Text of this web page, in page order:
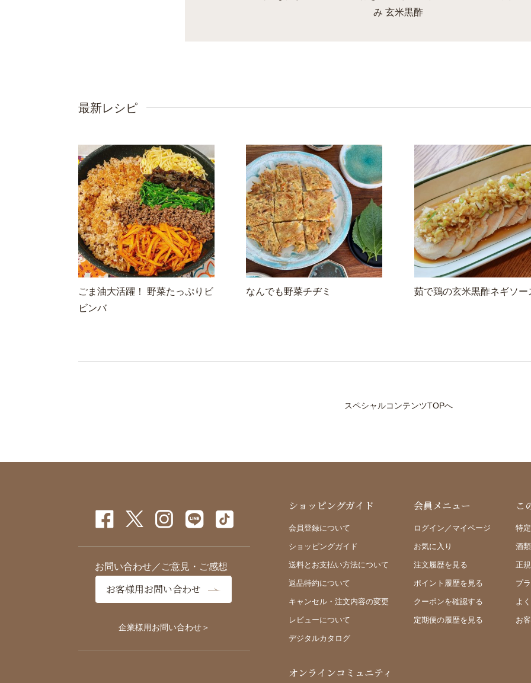
み 玄米黒酢
最新レシピ
ごま油大活躍！ 野菜たっぷりビ
ビンバ
なんでも野菜チヂミ 茹で鶏の玄米黒酢ネギソー
スペシャルコンテンツTOPへ
お問い合わせ／ご意見・ご感想
お客様用お問い合わせ
企業様用お問い合わせ＞
ショッピングガイド
会員登録について
ショッピングガイド
送料とお支払い方法について
返品特約について
キャンセル・注文内容の変更
レビューについて
デジタルカタログ
会員メニュー
ログイン／マイページ
お気に入り
注文履歴を見る
ポイント履歴を見る
クーポンを確認する
定期便の履歴を見る
こ
特
酒
正
プ
よ
お
オンラインコミュニティ